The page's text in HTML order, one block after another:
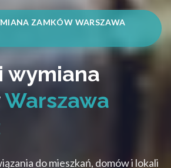
ZAMKÓW WARSZAWA
wymiana
Warszawa
do mieszkań, domów i lokali